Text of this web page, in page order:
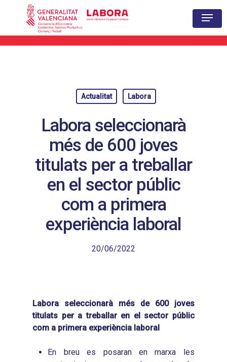
Actualitat Labora
Labora seleccionarà
més de 600 joves
titulats per a treballar
en el sector públic
com a primera
experiència laboral
20/06/2022
Labora seleccionarà més de 600 joves
titulats per a treballar en el sector públic
com a primera experiència laboral
En breu es posaran en marxa les